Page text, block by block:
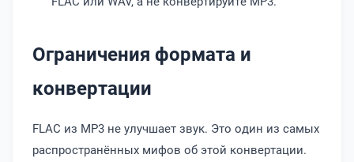
Ограничения формата и
конвертации
FLAC из MP3 не улучшает звук. Это один из самых
распространённых мифов об этой конвертации.